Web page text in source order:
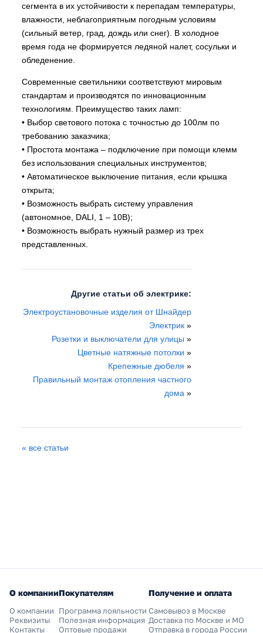
сегмента в их устойчивости к перепадам температуры,
влажности, неблагоприятным погодным условиям
(сильный ветер, град, дождь или снег). В холодное
время года не формируется ледяной налет, сосульки и
обледенение.
Современные светильники соответствуют мировым
стандартам и производятся по инновационным
технологиям. Преимущество таких ламп:
• Выбор светового потока с точностью до 100лм по
требованию заказчика;
• Простота монтажа – подключение при помощи клемм
без использования специальных инструментов;
• Автоматическое выключение питания, если крышка
открыта;
• Возможность выбрать систему управления
(автономное, DALI, 1 – 10В);
• Возможность выбрать нужный размер из трех
представленных.
Другие статьи об электрике:
Электроустановочные изделия от Шнайдер
Электрик»
Розетки и выключатели для улицы »
Цветные натяжные потолки »
Крепежные дюбеля »
Правильный монтаж отопления частного
дома »
« все статьи
О компании
О компании
Реквизиты
Контакты
Покупателям
Программа лояльности
Полезная информация
Оптовые продажи
Получение и оплата
Самовывоз в Москве
Доставка по Москве и МО
Отправка в города России